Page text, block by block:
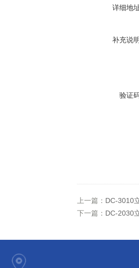
详细地
补充说
验证
上一篇： DC-3010
下一篇： DC-2030